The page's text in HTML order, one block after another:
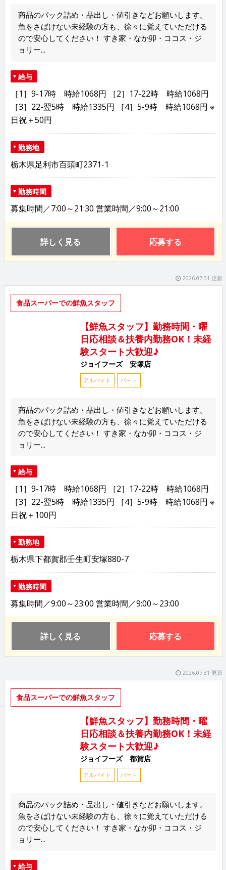
商品のパック詰め・品出し・値引きなどお願いします。
魚をさばけない未経験の方も、徐々に覚えていただける
ので安心してください！ すき家・なか卯・ココス・ジ
ョリー...
給与
［1］9-17時 時給1068円 ［2］17-22時 時給1068円
［3］22-翌5時 時給1335円 ［4］5-9時 時給1068円 ※
日祝＋50円
勤務地
栃木県足利市百頭町2371-1
勤務時間
募集時間／7:00～21:30 営業時間／9:00～21:00
詳しく見る 応募する
2026.07.31 更新
食品スーパーでの鮮魚スタッフ
【鮮魚スタッフ】勤務時間・曜
日応相談＆扶養内勤務OK！未経
験スタート大歓迎♪
ジョイフーズ 安塚店
アルバイト パート
商品のパック詰め・品出し・値引きなどお願いします。
魚をさばけない未経験の方も、徐々に覚えていただける
ので安心してください！ すき家・なか卯・ココス・ジ
ョリー...
給与
［1］9-17時 時給1068円 ［2］17-22時 時給1068円
［3］22-翌5時 時給1335円 ［4］5-9時 時給1068円 ※
日祝＋100円
勤務地
栃木県下都賀郡壬生町安塚880-7
勤務時間
募集時間／9:00～23:00 営業時間／9:00～23:00
詳しく見る 応募する
2026.07.31 更新
食品スーパーでの鮮魚スタッフ
【鮮魚スタッフ】勤務時間・曜
日応相談＆扶養内勤務OK！未経
験スタート大歓迎♪
ジョイフーズ 都賀店
アルバイト パート
商品のパック詰め・品出し・値引きなどお願いします。
魚をさばけない未経験の方も、徐々に覚えていただける
ので安心してください！ すき家・なか卯・ココス・ジ
ョリー...
給与